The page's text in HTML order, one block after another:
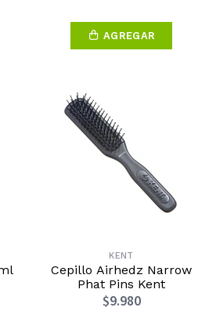
AGREGAR
KENT
Cepillo Airhedz Narrow
Phat Pins Kent
$9.980